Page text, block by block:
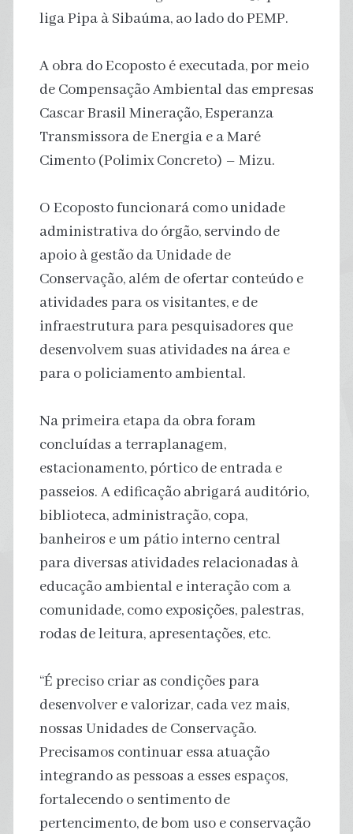
liga Pipa à Sibaúma, ao lado do PEMP.
A obra do Ecoposto é executada, por meio
de Compensação Ambiental das empresas
Cascar Brasil Mineração, Esperanza
Transmissora de Energia e a Maré
Cimento (Polimix Concreto) – Mizu.
O Ecoposto funcionará como unidade
administrativa do órgão, servindo de
apoio à gestão da Unidade de
Conservação, além de ofertar conteúdo e
atividades para os visitantes, e de
infraestrutura para pesquisadores que
desenvolvem suas atividades na área e
para o policiamento ambiental.
Na primeira etapa da obra foram
concluídas a terraplanagem,
estacionamento, pórtico de entrada e
passeios. A edificação abrigará auditório,
biblioteca, administração, copa,
banheiros e um pátio interno central
para diversas atividades relacionadas à
educação ambiental e interação com a
comunidade, como exposições, palestras,
rodas de leitura, apresentações, etc.
“É preciso criar as condições para
desenvolver e valorizar, cada vez mais,
nossas Unidades de Conservação.
Precisamos continuar essa atuação
integrando as pessoas a esses espaços,
fortalecendo o sentimento de
pertencimento, de bom uso e conservação